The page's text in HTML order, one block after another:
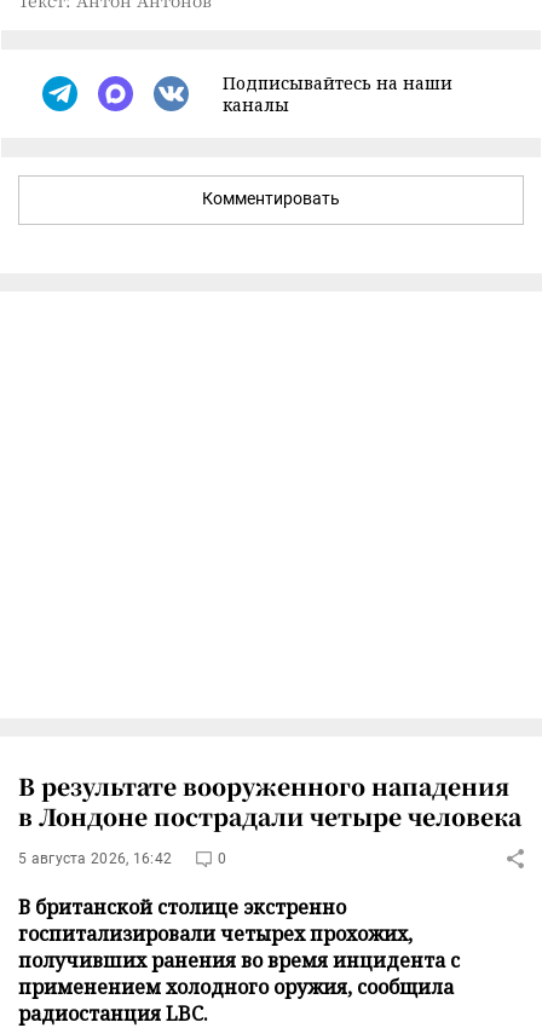
Подписывайтесь на наши
каналы
Комментировать
В результате вооруженного нападения
в Лондоне пострадали четыре человека
5 августа 2026, 16:42 0
В британской столице экстренно
госпитализировали четырех прохожих,
получивших ранения во время инцидента с
применением холодного оружия, сообщила
радиостанция LBC.